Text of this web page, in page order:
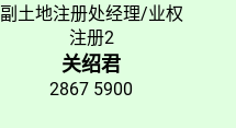
副土地注册处经理/业权
注册2
关绍君
2867 5900